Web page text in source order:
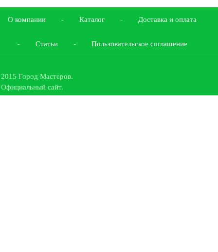
О компании - Каталог - Доставка и оплата
- Статьи - Пользовательское соглашение
2015 Город Мастеров.
Официальный сайт.
Все права защищены.